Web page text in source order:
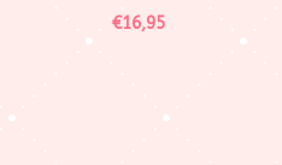
€16,95